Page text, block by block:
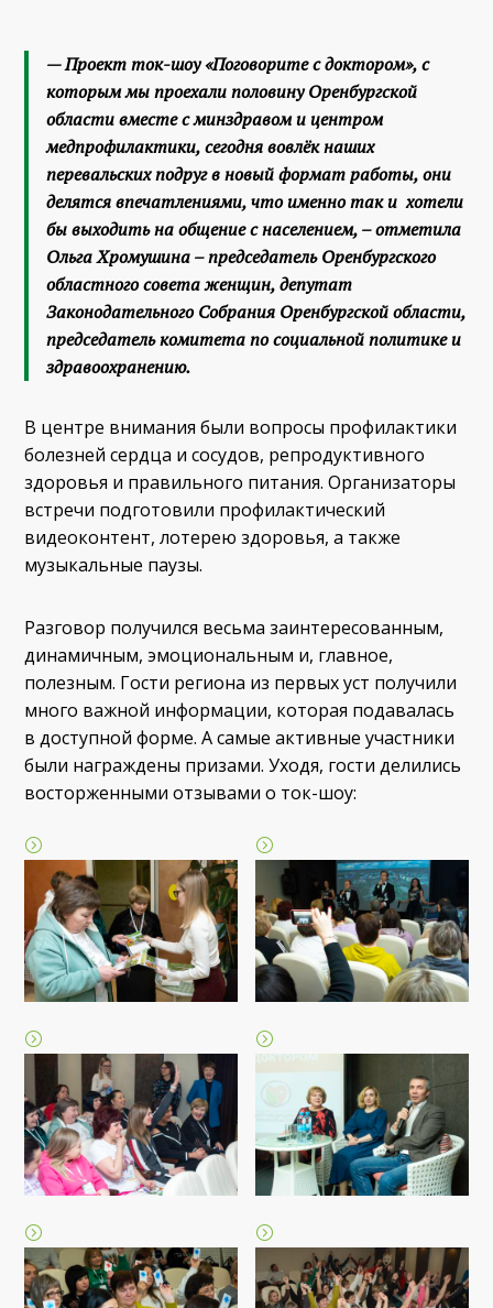
— Проект ток-шоу «Поговорите с доктором», с
которым мы проехали половину Оренбургской
области вместе с минздравом и центром
медпрофилактики, сегодня вовлёк наших
перевальских подруг в новый формат работы, они
делятся впечатлениями, что именно так и хотели
бы выходить на общение с населением, – отметила
Ольга Хромушина – председатель Оренбургского
областного совета женщин, депутат
Законодательного Собрания Оренбургской области,
председатель комитета по социальной политике и
здравоохранению.
В центре внимания были вопросы профилактики
болезней сердца и сосудов, репродуктивного
здоровья и правильного питания. Организаторы
встречи подготовили профилактический
видеоконтент, лотерею здоровья, а также
музыкальные паузы.
Разговор получился весьма заинтересованным,
динамичным, эмоциональным и, главное,
полезным. Гости региона из первых уст получили
много важной информации, которая подавалась
в доступной форме. А самые активные участники
были награждены призами. Уходя, гости делились
восторженными отзывами о ток-шоу: